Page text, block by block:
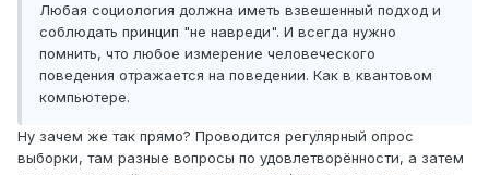
Любая социология должна иметь взвешенный подход и
соблюдать принцип "не навреди". И всегда нужно
помнить, что любое измерение человеческого
поведения отражается на поведении. Как в квантовом
компьютере.
Ну зачем же так прямо? Проводится регулярный опрос
выборки, там разные вопросы по удовлетворённости, а затем